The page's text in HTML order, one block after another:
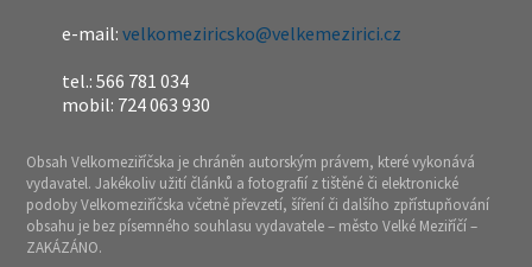
e-mail:velkomeziricsko@velkemezirici.cz
tel.: 566 781 034
mobil: 724 063 930
Obsah Velkomeziříčska je chráněn autorským právem, které vykonává
vydavatel. Jakékoliv užití článků a fotografií z tištěné či elektronické
podoby Velkomeziříčska včetně převzetí, šíření či dalšího zpřístupňování
obsahu je bez písemného souhlasu vydavatele – město Velké Meziříčí –
ZAKÁZÁNO.